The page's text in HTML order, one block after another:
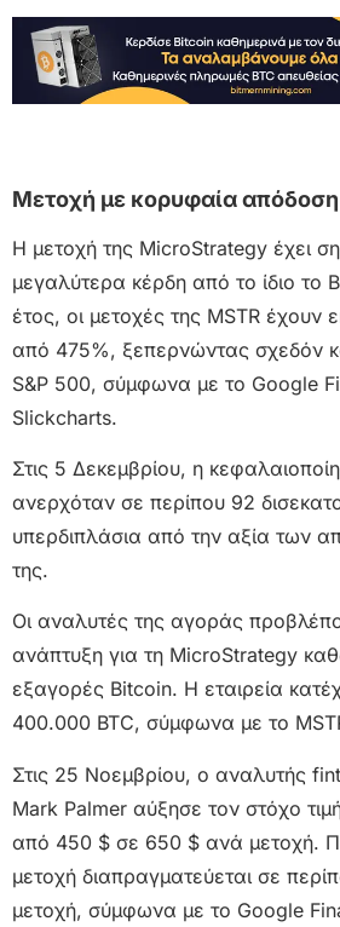
Μετοχή με κορυφαία απόδοση
Η μετοχή της MicroStrategy έχει
μεγαλύτερα κέρδη από το ίδιο το
έτος, οι μετοχές της MSTR έχουν
από 475%, ξεπερνώντας σχεδόν
S&P 500, σύμφωνα με το Google
Slickcharts.
Στις 5 Δεκεμβρίου, η
ανερχόταν σε περίπου 92
υπερδιπλάσια από την αξία των
της.
Οι αναλυτές της αγοράς
ανάπτυξη για τη MicroStrategy
εξαγορές Bitcoin. Η εταιρεία
400.000 BTC, σύμφωνα με το
Στις 25 Νοεμβρίου, ο αναλυτής
Mark Palmer αύξησε τον στόχο
από 450 $ σε 650 $ ανά μετοχή.
μετοχή διαπραγματεύεται σε
μετοχή, σύμφωνα με το Google